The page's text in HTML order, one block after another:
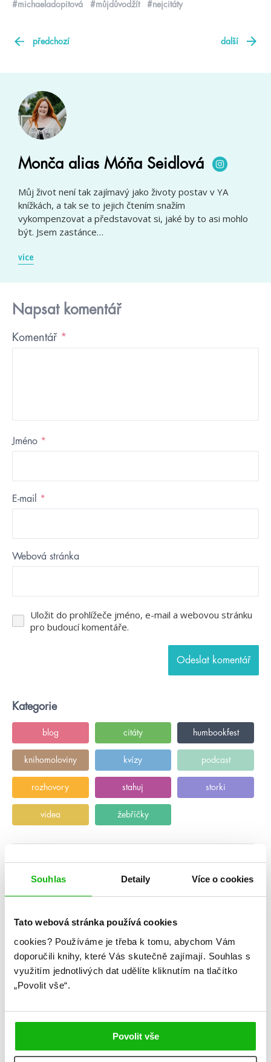
Souhlas Detaily Více o cookies
Tato webová stránka používá cookies
cookies? Používáme je třeba k tomu, abychom Vám
doporučili knihy, které Vás skutečně zajímají. Souhlas s
využitím jednotlivých dat udělíte kliknutím na tlačítko
„Povolit vše“.
Povolit vše
#michaeladopitová #můjdůvodžít #nejcitáty
předchozí další
Monča alias Móňa Seidlová
Můj život není tak zajímavý jako životy postav v YA
knížkách, a tak se to jejich čtením snažím
vykompenzovat a představovat si, jaké by to asi mohlo
být. Jsem zastánce…
více
Napsat komentář
Komentář *
Jméno *
E-mail *
Webová stránka
Uložit do prohlížeče jméno, e-mail a webovou stránku
pro budoucí komentáře.
Kategorie
blog citáty humbookfest
knihomoloviny kvízy podcast
rozhovory stahuj storki
videa žebříčky